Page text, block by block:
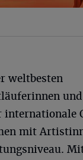
weltbesten
internationale
mit